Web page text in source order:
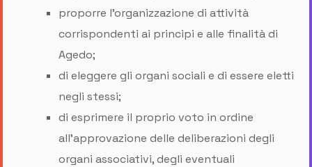
proporre l'organizzazione di attività
corrispondenti ai principi e alle finalità di
Agedo;
di eleggere gli organi sociali e di essere eletti
negli stessi;
di esprimere il proprio voto in ordine
all’approvazione delle deliberazioni degli
organi associativi, degli eventuali